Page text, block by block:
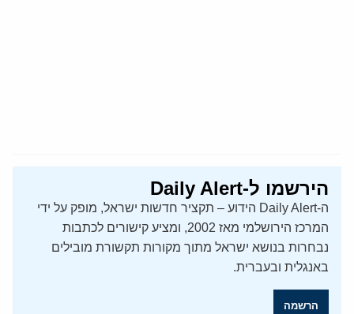
הירשמו ל-Daily Alert
ה-Daily Alert הידוע – תקציר חדשות ישראל, מופק על ידי
המרכז הירושלמי מאז 2002, ומציע קישורים לכתבות
נבחרות בנושא ישראל מתוך מקורות תקשורת מובילים
באנגלית ובעברית.
הרשמה